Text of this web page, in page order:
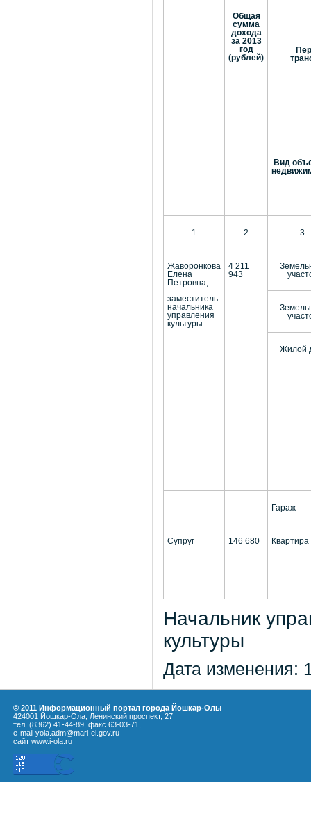
Общая
сумма
дохода
за 2013
год
(рублей)
Вид
1 2 3
Жаворонкова
Елена
Петровна,
заместитель
начальника
управления
культуры
4 211
943
Жилой
Гараж
Супруг 146 680 Квартира
Начальник
Дата изменения:
© 2011 Информационный портал города Йошкар-Олы
424001 Йошкар-Ола, Ленинский проспект, 27
тел. (8362) 41-44-89, факс 63-03-71,
e-mail yola.adm@mari-el.gov.ru
сайт www.i-ola.ru